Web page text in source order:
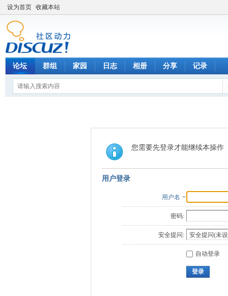
设为首页 收藏本站
论坛 群组 家园 日志 相册 分享 记录
您需要先登录才能继续本操作
用户登录
用户名
密码:
安全提问:
自动登录
登录